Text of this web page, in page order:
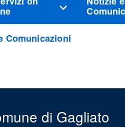
Comunicazioni
di Gagliato